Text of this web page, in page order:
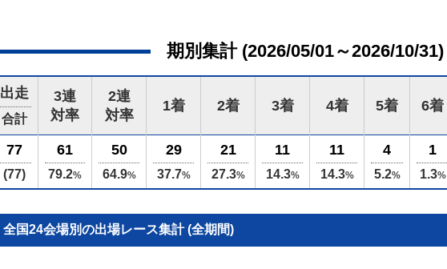
期別集計 (2026/05/01～2026/10/31)
出走
合計
3連
対率
2連
対率
1着 2着 3着 4着 5着 6着
77
(77)
61
79.2%
50
64.9%
29
37.7%
21
27.3%
11
14.3%
11
14.3%
4
5.2%
1
1.3%
全国24会場別の出場レース集計 (全期間)